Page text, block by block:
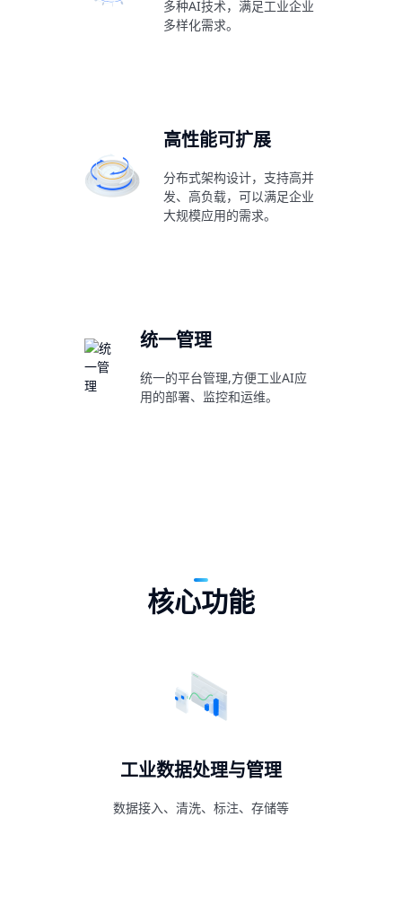
多种AI技术，满足工业企业
多样化需求。
高性能可扩展
分布式架构设计，支持高并
发、高负载，可以满足企业
大规模应用的需求。
统一管理
统一的平台管理,方便工业AI应
用的部署、监控和运维。
核心功能
工业数据处理与管理
数据接入、清洗、标注、存储等